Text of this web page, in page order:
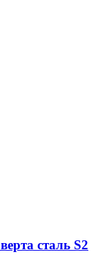
сталь S2